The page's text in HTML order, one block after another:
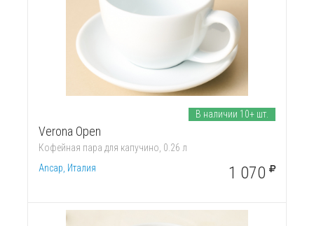
Verona Open
Кофейная пара для капучино, 0.26 л
Ancap, Италия
В наличии 10+ шт.
1 070